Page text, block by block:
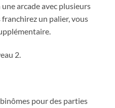
arcade avec plusieurs
un palier, vous
2.
pour des parties